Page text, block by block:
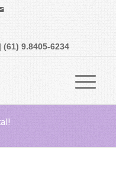
9.8405-6234